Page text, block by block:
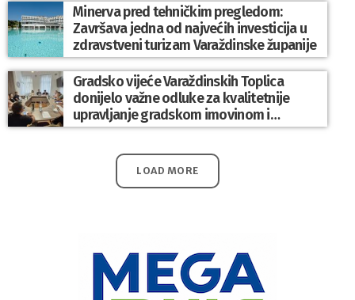
Minerva pred tehničkim pregledom:
Završava jedna od najvećih investicija u
zdravstveni turizam Varaždinske županije
Gradsko vijeće Varaždinskih Toplica
donijelo važne odluke za kvalitetnije
upravljanje gradskom imovinom i
komunalnim sustavom
LOAD MORE